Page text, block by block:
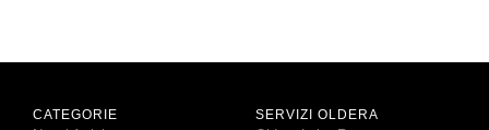
CATEGORIE SERVIZI OLDERA